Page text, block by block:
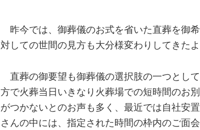
昨今では、御葬儀のお式を省いた直葬を御
対しての世間の見方も大分様変わりしてきたよ
直葬の御要望も御葬儀の選択肢の一つとし
方で火葬当日いきなり火葬場での短時間のお
がつかないとのお声も多く、最近では自社安
さんの中には、指定された時間の枠内のご面